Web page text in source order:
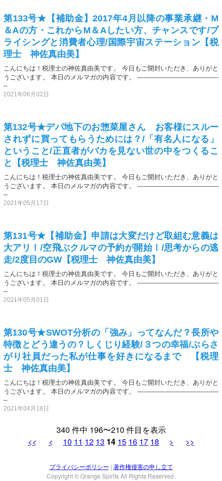
第133号★【補助金】2017年4月以降の事業承継・M
＆Aの方・これからM＆Aしたい方、チャンスです/プ
ライシングと消費者心理/国際宇宙ステーション【税
理士 神佐真由美】
こんにちは！税理士の神佐真由美です。 今日もご開封いただき、ありがと
うございます。 本日のメルマガの内容です。 -----------------------------------------
--
2021年06月02日
第132号★デパ地下のお惣菜屋さん お客様にスルー
されずに買ってもらうためには？/「有名人になる」
ということ/正直者がバカを見ない世の中をつくるこ
と【税理士 神佐真由美】
こんにちは！税理士の神佐真由美です。 今日もご開封いただき、ありがと
うございます。 本日のメルマガの内容です。 -----------------------------------------
--
2021年05月17日
第131号★【補助金】申請は大変だけど取組む意義は
大アリ！/空飛ぶクルマの予約が開始！/思考からの逃
走/2度目のGW【税理士 神佐真由美】
こんにちは！税理士の神佐真由美です。 今日もご開封いただき、ありがと
うございます。 本日のメルマガの内容です。 -----------------------------------------
--
2021年05月01日
第130号★SWOT分析の「強み」ってなんだ？長所や
特徴とどう違うの？しくじり経験/３つの幸福/ぶらさ
がり社員だった私が仕事を好きになるまで 【税理
士 神佐真由美】
こんにちは！税理士の神佐真由美です。 今日もご開封いただき、ありがと
うございます。 本日のメルマガの内容です。 -----------------------------------------
--
2021年04月18日
340 件中 196〜210 件目を表示
<<
< 10 11 12 13 14 15 16 17 18 > >>
プライバシーポリシー | 著作権侵害の申し立て
Copyright © Orange Spirits All Rights Reserved.